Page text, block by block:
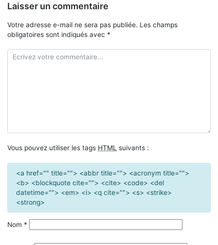
l’article
Laisser un commentaire
Votre adresse e-mail ne sera pas publiée. Les champs
obligatoires sont indiqués avec *
Vous pouvez utiliser les tags HTML suivants :
<a href="" title=""> <abbr title=""> <acronym title="">
<b> <blockquote cite=""> <cite> <code> <del
datetime=""> <em> <i> <q cite=""> <s> <strike>
<strong>
Nom *